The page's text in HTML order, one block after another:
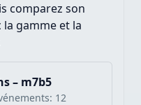
comparez son
gamme et la
– m7b5
12